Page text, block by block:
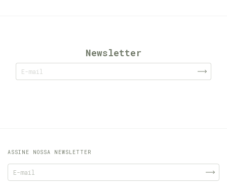
Newsletter
ASSINE NOSSA NEWSLETTER